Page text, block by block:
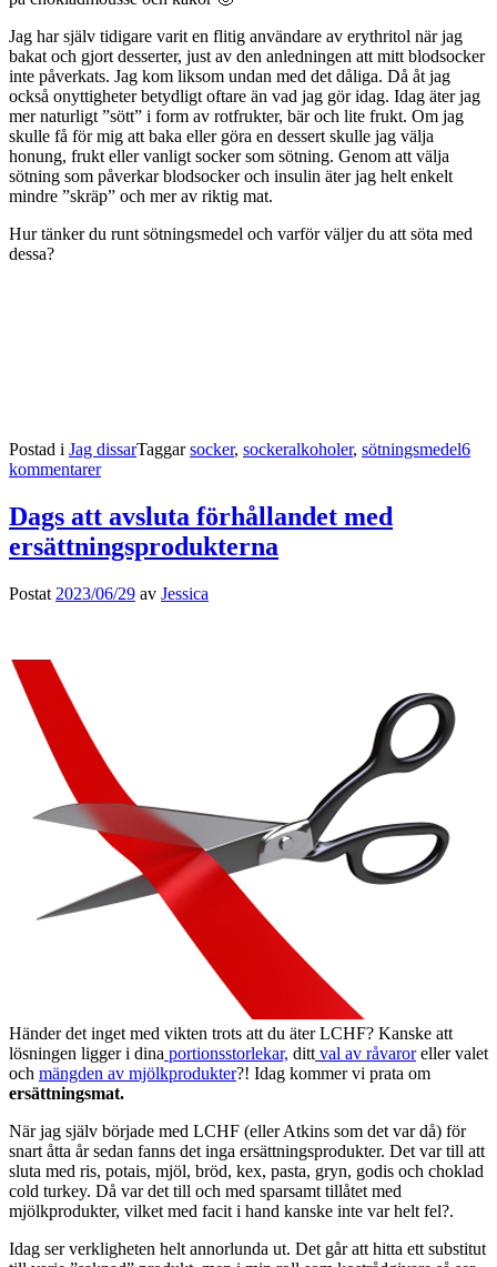
Jag har själv tidigare varit en flitig användare av erythritol när jag
bakat och gjort desserter, just av den anledningen att mitt blodsocker
inte påverkats. Jag kom liksom undan med det dåliga. Då åt jag
också onyttigheter betydligt oftare än vad jag gör idag. Idag äter jag
mer naturligt ”sött” i form av rotfrukter, bär och lite frukt. Om jag
skulle få för mig att baka eller göra en dessert skulle jag välja
honung, frukt eller vanligt socker som sötning. Genom att välja
sötning som påverkar blodsocker och insulin äter jag helt enkelt
mindre ”skräp” och mer av riktig mat.
Hur tänker du runt sötningsmedel och varför väljer du att söta med
dessa?
Postad i Jag dissarTaggarsocker, sockeralkoholer, sötningsmedel6
kommentarer
Dags att avsluta förhållandet med
ersättningsprodukterna
Postat 2023/06/29 av Jessica
Händer det inget med vikten trots att du äter LCHF? Kanske att
lösningen ligger i dina portionsstorlekar, ditt val av råvaroreller valet
och mängden av mjölkprodukter?! Idag kommer vi prata om
ersättningsmat.
När jag själv började med LCHF (eller Atkins som det var då) för
snart åtta år sedan fanns det inga ersättningsprodukter. Det var till att
sluta med ris, potais, mjöl, bröd, kex, pasta, gryn, godis och choklad
cold turkey. Då var det till och med sparsamt tillåtet med
mjölkprodukter, vilket med facit i hand kanske inte var helt fel?.
Idag ser verkligheten helt annorlunda ut. Det går att hitta ett substitut